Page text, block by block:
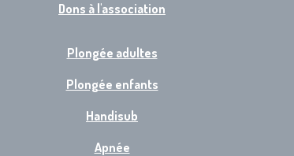
Dons à l'association
Plongée adultes
Plongée enfants
Handisub
Apnée